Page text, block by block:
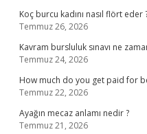
Koç burcu kadını nasıl flört eder
Temmuz 26, 2026
Kavram bursluluk sınavı ne
Temmuz 24, 2026
How much do you get paid for
Temmuz 22, 2026
Ayağın mecaz anlamı nedir ?
Temmuz 21, 2026